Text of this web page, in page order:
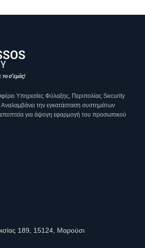
Υπηρεσίες Φύλαξης, Περιπολίας Security
Αναλαμβάνει την εγκατάσταση συστημάτων
εποπτεία για άψογη εφαρμογή του προσωπικού
189, 15124, Μαρούσι